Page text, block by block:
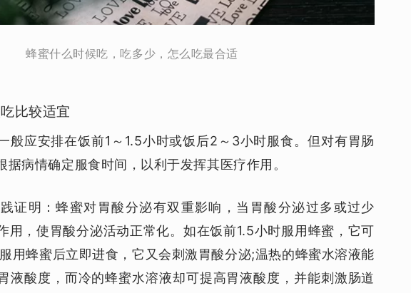
蜂蜜什么时候吃，吃多少，怎么吃最合适
比较适宜
般应安排在饭前1～1.5小时或饭后2～3小时服食。但对有胃肠
据病情确定服食时间，以利于发挥其医疗作用。
证明：蜂蜜对胃酸分泌有双重影响，当胃酸分泌过多或过少
用，使胃酸分泌活动正常化。如在饭前1.5小时服用蜂蜜，它可
用蜂蜜后立即进食，它又会刺激胃酸分泌;温热的蜂蜜水溶液能
液酸度，而冷的蜂蜜水溶液却可提高胃液酸度，并能刺激肠道